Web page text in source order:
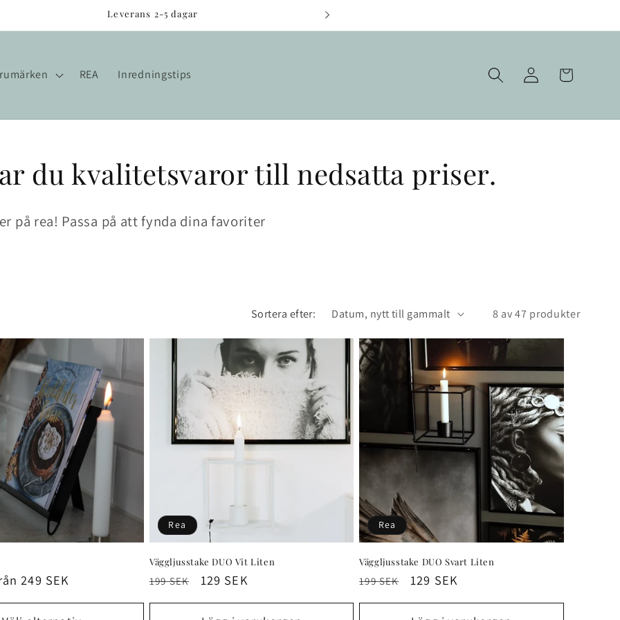
Leverans 2-5 dagar
REA Inredningstips
Logga
in
Varukorg
du kvalitetsvaror till nedsatta priser.
på rea! Passa på att fynda dina favoriter
Sortera efter: 8 av 47 produkter
249 SEK
Rea
Väggljusstake DUO Vit Liten
Ordinarie
199 SEK Försäljningspris
129 SEK
Rea
Väggljusstake DUO Svart Liten
Ordinarie
199 SEK Försäljningspris
129 SEK